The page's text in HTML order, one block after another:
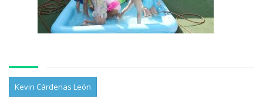
Kevin Cárdenas León